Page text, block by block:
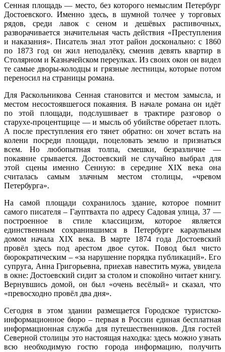
Сенная площадь — место, без которого немыслим Петербург
Достоевского. Именно здесь, в шумной толчее у торговых
рядов, среди лавок с сеном и дешёвых распивочных,
разворачивается значительная часть действия «Преступления
и наказания». Писатель знал этот район досконально: с 1860
по 1873 год он жил неподалёку, сменив девять квартир в
Столярном и Казначейском переулках. Из своих окон он видел
те самые дворы-колодцы и грязные лестницы, которые потом
переносил на страницы романа.
Для Раскольникова Сенная становится и местом замысла, и
местом несостоявшегося покаяния. В начале романа он идёт
по этой площади, подслушивает в трактире разговор о
старухе-процентщице — и мысль об убийстве обретает плоть.
А после преступления его тянет обратно: он хочет встать на
колени посреди площади, поцеловать землю и признаться
всем. Но любопытная толпа, смешки, безразличие —
покаяние срывается. Достоевский не случайно выбрал для
этой сцены именно Сенную: в середине XIX века она
считалась самым злачным местом столицы, «чревом
Петербурга».
На самой площади сохранилось здание, которое помнит
самого писателя – Гауптвахта по адресу Садовая улица, 37 —
построенное в стиле классицизм, которое является
единственным сохранившимся в Петербурге караульным
домом начала XIX века. В марте 1874 года Достоевский
провёл здесь под арестом двое суток. Повод был чисто
бюрократическим – «за нарушение порядка публикаций». Его
супруга, Анна Григорьевна, приехав навестить мужа, увидела
в окне: Достоевский сидит за столом и спокойно читает книгу.
Вернувшись домой, он был «очень весёлый» и сказал, что
«превосходно провёл два дня».
Сегодня в этом здании размещается Городское туристско-
информационное бюро – первая в России единая бесплатная
информационная служба для путешественников. Для гостей
Северной столицы это настоящая находка: здесь можно узнать
всю необходимую гостю города информацию, получить